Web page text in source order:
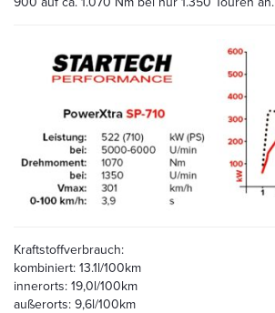
Kraftstoffverbrauch:
kombiniert: 13.1l/100km
innerorts: 19,0l/100km
außerorts: 9,6l/100km